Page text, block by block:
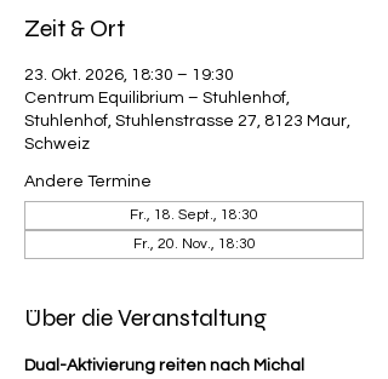
Zeit & Ort
23. Okt. 2026, 18:30 – 19:30
Centrum Equilibrium – Stuhlenhof,
Stuhlenhof, Stuhlenstrasse 27, 8123 Maur,
Schweiz
Andere Termine
Fr., 18. Sept., 18:30
Fr., 20. Nov., 18:30
Über die Veranstaltung
Dual-Aktivierung reiten nach Michal